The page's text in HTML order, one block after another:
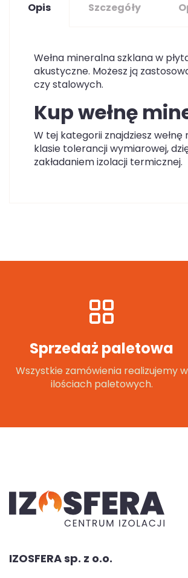
Opis Szczegóły
Wełna mineralna szklana w
akustyczne. Możesz ją
czy stalowych.
Kup wełnę
W tej kategorii znajdziesz
klasie tolerancji wymiarowej,
zakładaniem izolacji termicznej.
Sprzedaż paletowa
Wszystkie zamówienia realizujemy w
ilościach paletowych.
IZOSFERA sp. z o.o.